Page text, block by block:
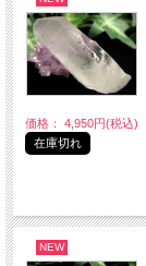
価格： 4,950円(税込)
在庫切れ
NEW